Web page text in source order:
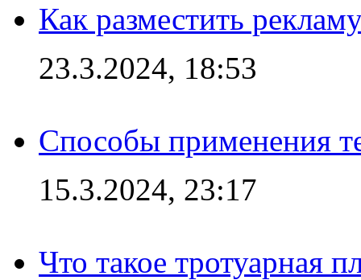
Как разместить
23.3.2024, 18:53
Способы применения
15.3.2024, 23:17
Что такое тротуарная